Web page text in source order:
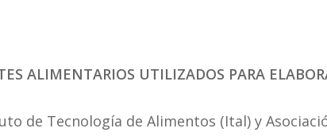
ALIMENTARIOS UTILIZADOS PARA
de Tecnología de Alimentos (Ital) y